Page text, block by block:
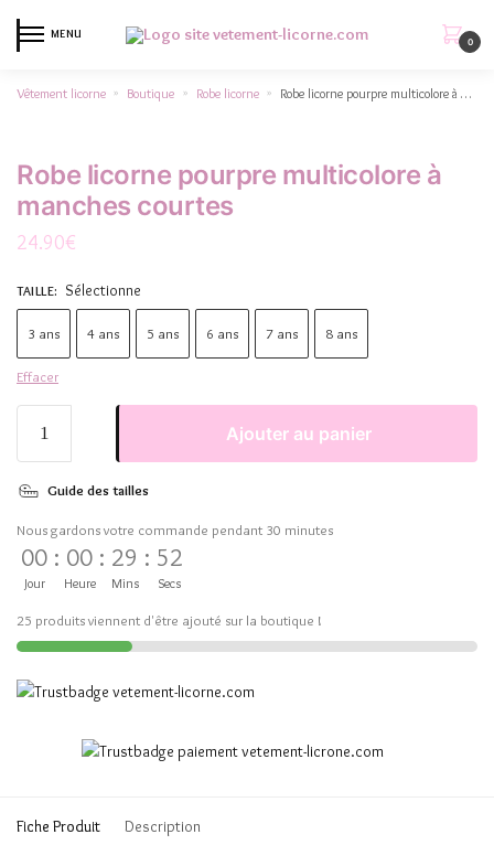
MENU
0
Vêtement licorne » Boutique » Robe licorne » Robe licorne pourpre multicolore à manches courtes
Robe licorne pourpre multicolore à
manches courtes
24.90€
TAILLE: Sélectionne
3 ans 4 ans 5 ans 6 ans 7 ans 8 ans
Effacer
Ajouter au panier
Guide des tailles
Nous gardons votre commande pendant 30 minutes
00
Jour
: 00
Heure
: 29
Mins
: 51
Secs
25 produits viennent d'être ajouté sur la boutique !
Fiche Produit Description